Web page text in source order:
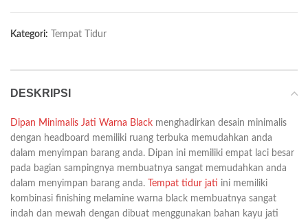
Kategori: Tempat Tidur
DESKRIPSI
Dipan Minimalis Jati Warna Black menghadirkan desain minimalis
dengan headboard memiliki ruang terbuka memudahkan anda
dalam menyimpan barang anda. Dipan ini memiliki empat laci besar
pada bagian sampingnya membuatnya sangat memudahkan anda
dalam menyimpan barang anda.
Tempat tidur jati ini memiliki
kombinasi finishing melamine warna black membuatnya sangat
indah dan mewah dengan dibuat menggunakan bahan kayu jati